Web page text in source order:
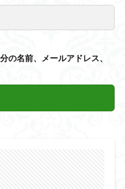
の名前、メールアドレス、